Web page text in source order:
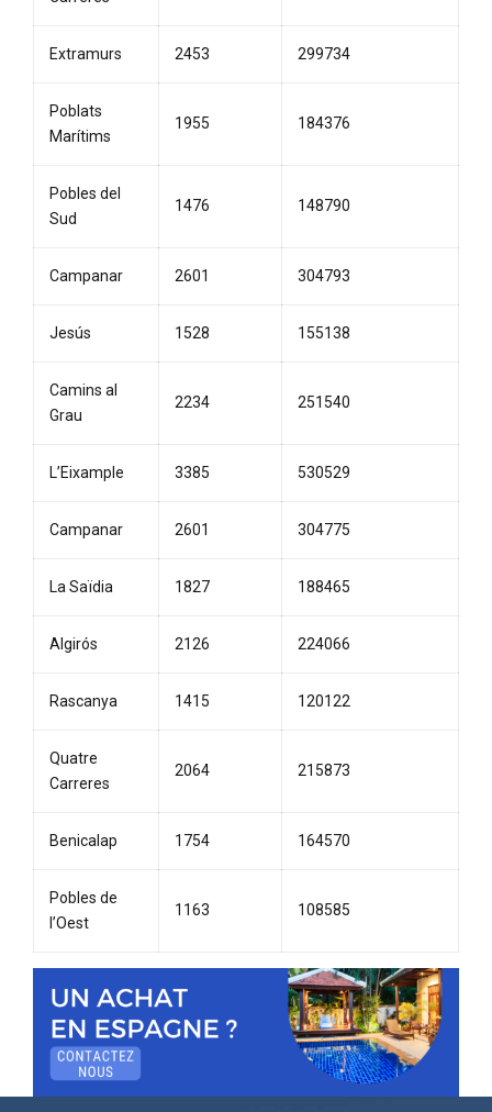
Extramurs 2453 299734
Poblats
Marítims
1955 184376
Pobles del
Sud
1476 148790
Campanar 2601 304793
Jesús 1528 155138
Camins al
Grau
2234 251540
L’Eixample 3385 530529
Campanar 2601 304775
La Saïdia 1827 188465
Algirós 2126 224066
Rascanya 1415 120122
Quatre
Carreres
2064 215873
Benicalap 1754 164570
Pobles de
l’Oest
1163 108585